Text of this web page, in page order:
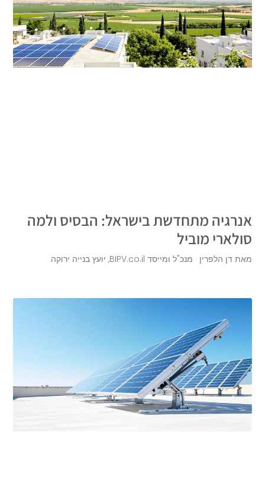
אנרגיה מתחדשת בישראל: הבסיס ולמה
סולארי מוביל
מאת דן הלפרין · מנכ"ל ומייסד BIPV.co.il, יועץ בנייה ירוקה